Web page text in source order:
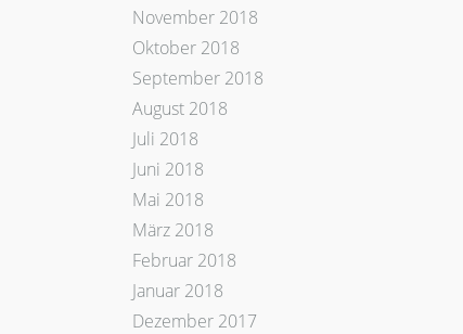
November 2018
Oktober 2018
September 2018
August 2018
Juli 2018
Juni 2018
Mai 2018
März 2018
Februar 2018
Januar 2018
Dezember 2017